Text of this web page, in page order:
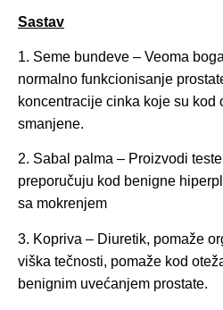
Sastav
1. Seme bundeve – Veoma
normalno funkcionisanje
koncentracije cinka koje su kod
smanjene.
2. Sabal palma – Proizvodi
preporučuju kod benigne
sa mokrenjem
3. Kopriva – Diuretik, pomaže
viška tečnosti, pomaže kod
benignim uvećanjem prostate.